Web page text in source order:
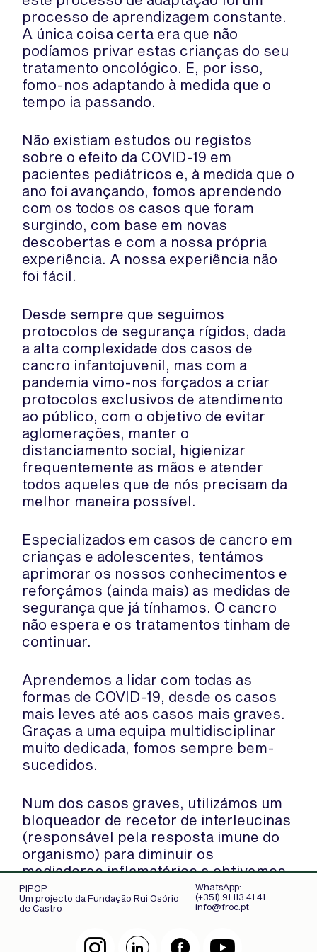
processo de aprendizagem constante.
A única coisa certa era que não
podíamos privar estas crianças do seu
tratamento oncológico. E, por isso,
fomo-nos adaptando à medida que o
tempo ia passando.
Não existiam estudos ou registos
sobre o efeito da COVID-19 em
pacientes pediátricos e, à medida que o
ano foi avançando, fomos aprendendo
com os todos os casos que foram
surgindo, com base em novas
descobertas e com a nossa própria
experiência. A nossa experiência não
foi fácil.
Desde sempre que seguimos
protocolos de segurança rígidos, dada
a alta complexidade dos casos de
cancro infantojuvenil, mas com a
pandemia vimo-nos forçados a criar
protocolos exclusivos de atendimento
ao público, com o objetivo de evitar
aglomerações, manter o
distanciamento social, higienizar
frequentemente as mãos e atender
todos aqueles que de nós precisam da
melhor maneira possível.
Especializados em casos de cancro em
crianças e adolescentes, tentámos
aprimorar os nossos conhecimentos e
reforçámos (ainda mais) as medidas de
segurança que já tínhamos. O cancro
não espera e os tratamentos tinham de
continuar.
Aprendemos a lidar com todas as
formas de COVID-19, desde os casos
mais leves até aos casos mais graves.
Graças a uma equipa multidisciplinar
muito dedicada, fomos sempre bem-
sucedidos.
Num dos casos graves, utilizámos um
bloqueador de recetor de interleucinas
(responsável pela resposta imune do
organismo) para diminuir os
mediadores inflamatórios e obtivemos
uma resposta incrível por parte do
paciente.
Num outro caso, o paciente passou por
PIPOP
Um projecto da Fundação Rui Osório
de Castro
WhatsApp:
(+351) 91 113 41 41
info@froc.pt